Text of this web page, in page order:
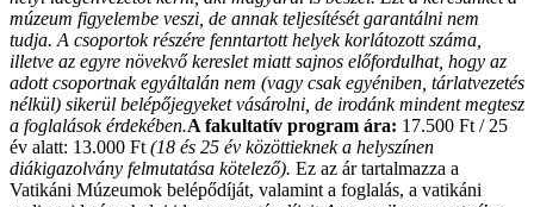
múzeum figyelembe veszi, de annak teljesítését garantálni nem
tudja. A csoportok részére fenntartott helyek korlátozott száma,
illetve az egyre növekvő kereslet miatt sajnos előfordulhat, hogy az
adott csoportnak egyáltalán nem (vagy csak egyéniben, tárlatvezetés
nélkül) sikerül belépőjegyeket vásárolni, de irodánk mindent megtesz
a foglalások érdekében.A fakultatív program ára: 17.500 Ft / 25
év alatt: 13.000 Ft (18 és 25 év közöttieknek a helyszínen
diákigazolvány felmutatása kötelező). Ez az ár tartalmazza a
Vatikáni Múzeumok belépődíját, valamint a foglalás, a vatikáni